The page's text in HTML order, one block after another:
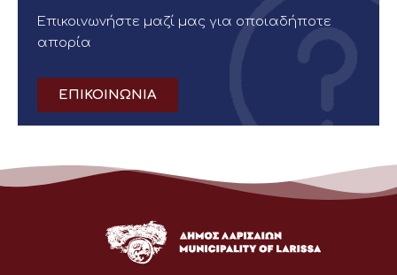
Επικοινωνήστε μαζί μας για οποιαδήποτε
απορία
ΕΠΙΚΟΙΝΩΝΙΑ